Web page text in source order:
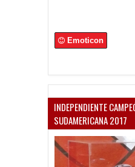
Emoticon
INDEPENDIENTE
SUDAMERICANA 2017